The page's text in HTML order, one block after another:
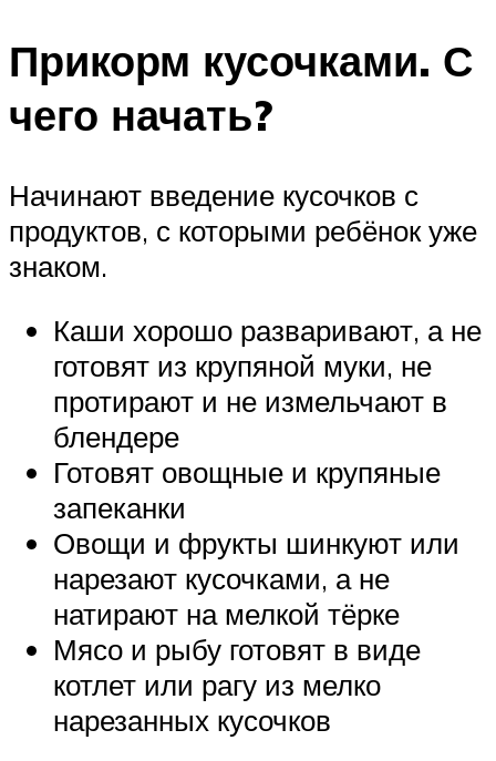
Прикорм кусочками. С
чего начать?
Начинают введение кусочков с
продуктов, с которыми ребёнок уже
знаком.
Каши хорошо разваривают, а не
готовят из крупяной муки, не
протирают и не измельчают в
блендере
Готовят овощные и крупяные
запеканки
Овощи и фрукты шинкуют или
нарезают кусочками, а не
натирают на мелкой тёрке
Мясо и рыбу готовят в виде
котлет или рагу из мелко
нарезанных кусочков